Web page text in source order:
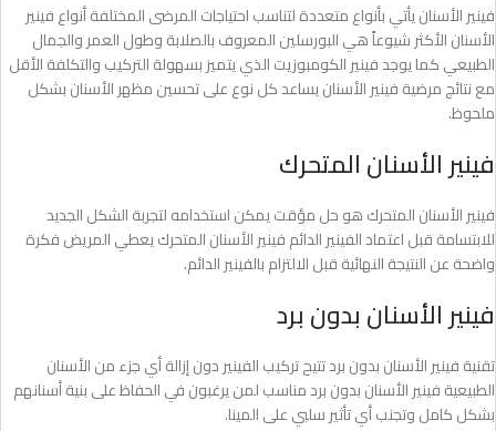
فينير الأسنان يأتي بأنواع متعددة لتناسب احتياجات المرضى المختلفة أنواع فينير
الأسنان الأكثر شيوعاً هي البورسلين المعروف بالصلابة وطول العمر والجمال
الطبيعي كما يوجد فينير الكومبوزيت الذي يتميز بسهولة التركيب والتكلفة الأقل
مع نتائج مرضية فينير الأسنان يساعد كل نوع على تحسين مظهر الأسنان بشكل
ملحوظ.
فينير الأسنان المتحرك
فينير الأسنان المتحرك هو حل مؤقت يمكن استخدامه لتجربة الشكل الجديد
للابتسامة قبل اعتماد الفينير الدائم فينير الأسنان المتحرك يعطي المريض فكرة
واضحة عن النتيجة النهائية قبل الالتزام بالفينير الدائم.
فينير الأسنان بدون برد
تقنية فينير الأسنان بدون برد تتيح تركيب الفينير دون إزالة أي جزء من الأسنان
الطبيعية فينير الأسنان بدون برد مناسب لمن يرغبون في الحفاظ على بنية أسنانهم
بشكل كامل وتجنب أي تأثير سلبي على المينا.